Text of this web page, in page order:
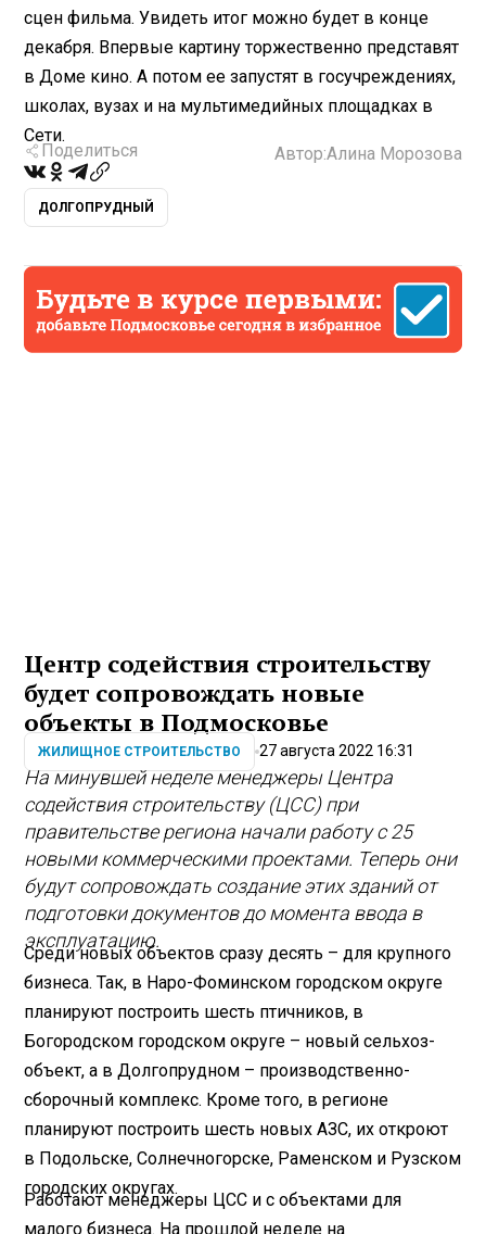
сцен фильма. Увидеть итог можно будет в конце
декабря. Впервые картину торжественно представят
в Доме кино. А потом ее запустят в госучреждениях,
школах, вузах и на мультимедийных площадках в
Сети.
Поделиться Автор:Алина Морозова
ДОЛГОПРУДНЫЙ
Центр содействия строительству
будет сопровождать новые
объекты в Подмосковье
ЖИЛИЩНОЕ СТРОИТЕЛЬСТВО 27 августа 2022 16:31
На минувшей неделе менеджеры Центра
содействия строительству (ЦСС) при
правительстве региона начали работу с 25
новыми коммерческими проектами. Теперь они
будут сопровождать создание этих зданий от
подготовки документов до момента ввода в
эксплуатацию.
Среди новых объектов сразу десять – для крупного
бизнеса. Так, в Наро-Фоминском городском округе
планируют построить шесть птичников, в
Богородском городском округе – новый сельхоз­
объект, а в Долгопрудном – производственно-
сборочный комплекс. Кроме того, в регионе
планируют построить шесть новых АЗС, их откроют
в Подольске, Солнечногорске, Раменском и Рузском
городских округах.
Работают менеджеры ЦСС и с объектами для
малого бизнеса. На прошлой неделе на